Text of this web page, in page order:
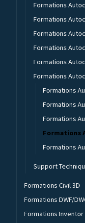
Formations
Formations
Formations
Formations
Formations
Formations
Formations
Formations
Formations
Formations
Formations
Support
Formations Civil 3D
Formations DWF/
Formations Inventor